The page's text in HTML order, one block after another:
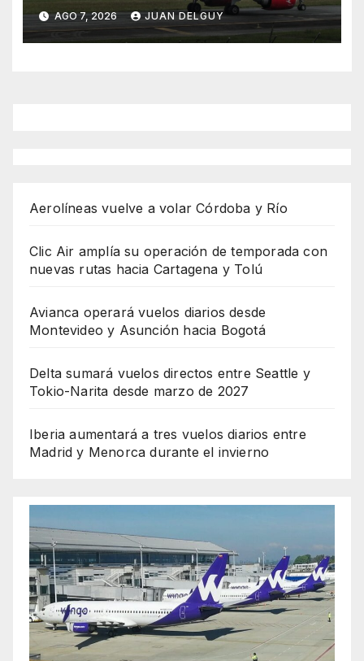
Asunción hacia Bogotá
AGO 7, 2026 JUAN DELGUY
Aerolíneas vuelve a volar Córdoba y Río
Clic Air amplía su operación de temporada con
nuevas rutas hacia Cartagena y Tolú
Avianca operará vuelos diarios desde
Montevideo y Asunción hacia Bogotá
Delta sumará vuelos directos entre Seattle y
Tokio-Narita desde marzo de 2027
Iberia aumentará a tres vuelos diarios entre
Madrid y Menorca durante el invierno